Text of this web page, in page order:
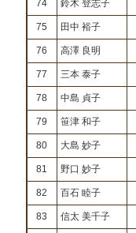
74 鈴木 登志子
75 田中 裕子
76 高澤 良明
77 三本 泰子
78 中島 貞子
79 笹津 和子
80 大島 妙子
81 野口 妙子
82 百石 睦子
83 信太 美千子